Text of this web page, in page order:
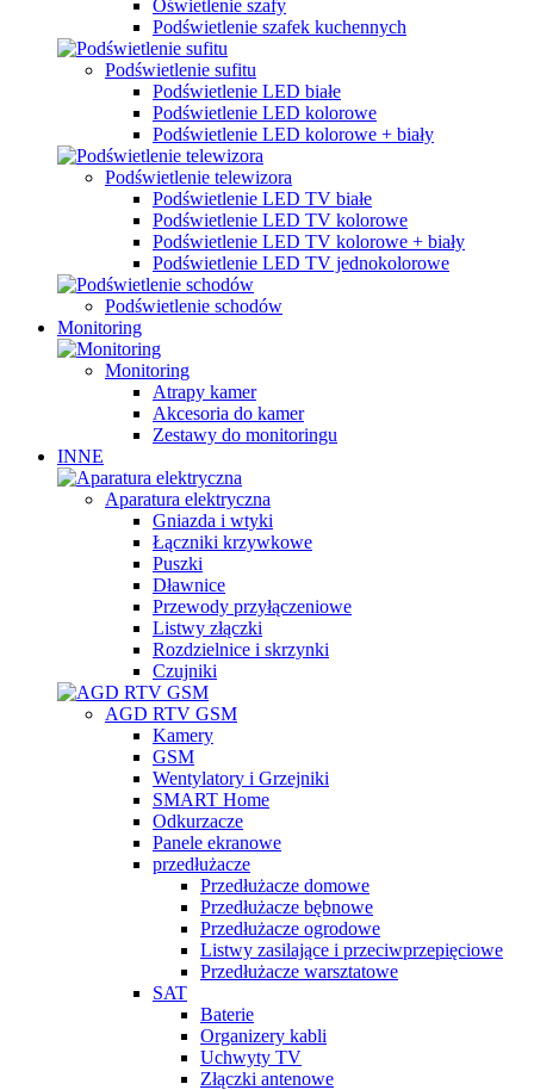
Oświetlenie szafy
Podświetlenie szafek kuchennych
Podświetlenie sufitu
Podświetlenie LED białe
Podświetlenie LED kolorowe
Podświetlenie LED kolorowe + biały
Podświetlenie telewizora
Podświetlenie LED TV białe
Podświetlenie LED TV kolorowe
Podświetlenie LED TV kolorowe + biały
Podświetlenie LED TV jednokolorowe
Podświetlenie schodów
Monitoring
Monitoring
Atrapy kamer
Akcesoria do kamer
Zestawy do monitoringu
INNE
Aparatura elektryczna
Gniazda i wtyki
Łączniki krzywkowe
Puszki
Dławnice
Przewody przyłączeniowe
Listwy złączki
Rozdzielnice i skrzynki
Czujniki
AGD RTV GSM
Kamery
GSM
Wentylatory i Grzejniki
SMART Home
Odkurzacze
Panele ekranowe
przedłużacze
Przedłużacze domowe
Przedłużacze bębnowe
Przedłużacze ogrodowe
Listwy zasilające i przeciwprzepięciowe
Przedłużacze warsztatowe
SAT
Baterie
Organizery kabli
Uchwyty TV
Złączki antenowe